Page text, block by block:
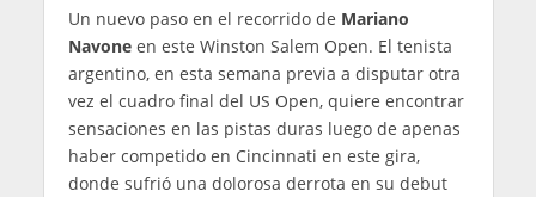
Un nuevo paso en el recorrido de Mariano
Navoneen este Winston Salem Open. El tenista
argentino, en esta semana previa a disputar otra
vez el cuadro final del US Open, quiere encontrar
sensaciones en las pistas duras luego de apenas
haber competido en Cincinnati en este gira,
donde sufrió una dolorosa derrota en su debut